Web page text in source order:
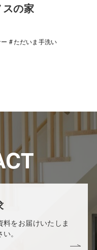
スの家
ただいま手洗い
をお届けいたしま
。